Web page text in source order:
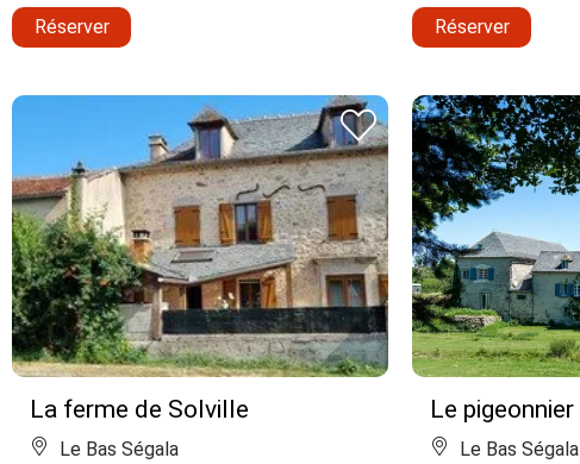
Réserver Réserver
La ferme de Solville
Le Bas Ségala
Le pigeonnier
Le Bas Ségala